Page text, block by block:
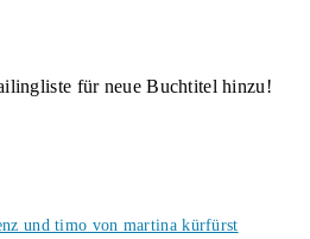
für neue Buchtitel hinzu!